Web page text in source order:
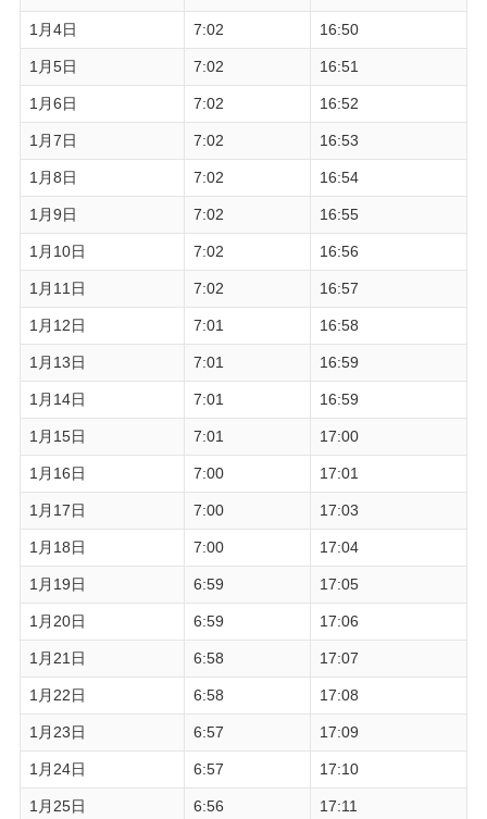
1月4日 7:02 16:50
1月5日 7:02 16:51
1月6日 7:02 16:52
1月7日 7:02 16:53
1月8日 7:02 16:54
1月9日 7:02 16:55
1月10日 7:02 16:56
1月11日 7:02 16:57
1月12日 7:01 16:58
1月13日 7:01 16:59
1月14日 7:01 16:59
1月15日 7:01 17:00
1月16日 7:00 17:01
1月17日 7:00 17:03
1月18日 7:00 17:04
1月19日 6:59 17:05
1月20日 6:59 17:06
1月21日 6:58 17:07
1月22日 6:58 17:08
1月23日 6:57 17:09
1月24日 6:57 17:10
1月25日 6:56 17:11